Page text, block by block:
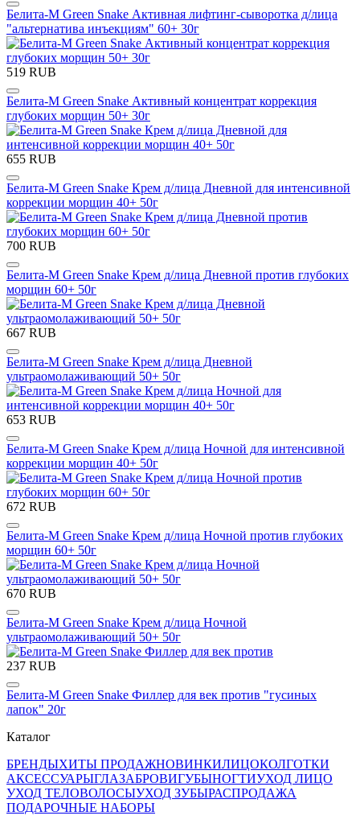
Белита-М Green Snake Активная лифтинг-сыворотка д/лица
"альтернатива инъекциям" 60+ 30г
519 RUB
Белита-М Green Snake Активный концентрат коррекция
глубоких морщин 50+ 30г
655 RUB
Белита-М Green Snake Крем д/лица Дневной для интенсивной
коррекции морщин 40+ 50г
700 RUB
Белита-М Green Snake Крем д/лица Дневной против глубоких
морщин 60+ 50г
667 RUB
Белита-М Green Snake Крем д/лица Дневной
ультраомолаживающий 50+ 50г
653 RUB
Белита-М Green Snake Крем д/лица Ночной для интенсивной
коррекции морщин 40+ 50г
672 RUB
Белита-М Green Snake Крем д/лица Ночной против глубоких
морщин 60+ 50г
670 RUB
Белита-М Green Snake Крем д/лица Ночной
ультраомолаживающий 50+ 50г
237 RUB
Белита-М Green Snake Филлер для век против "гусиных
лапок" 20г
Каталог
БРЕНДЫХИТЫ ПРОДАЖНОВИНКИЛИЦОКОЛГОТКИ
АКСЕССУАРЫГЛАЗАБРОВИГУБЫНОГТИУХОД ЛИЦО
УХОД ТЕЛОВОЛОСЫУХОД ЗУБЫРАСПРОДАЖА
ПОДАРОЧНЫЕ НАБОРЫ